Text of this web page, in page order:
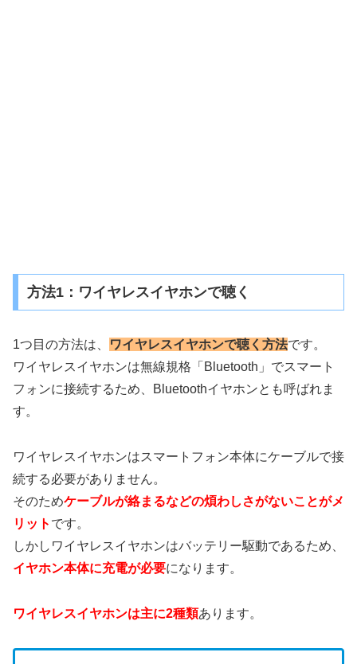
方法1：ワイヤレスイヤホンで聴く
1つ目の方法は、 ワイヤレスイヤホンで聴く方法です。
ワイヤレスイヤホンは無線規格「Bluetooth」でスマート
フォンに接続するため、Bluetoothイヤホンとも呼ばれま
す。
ワイヤレスイヤホンはスマートフォン本体にケーブルで接
続する必要がありません。
そのためケーブルが絡まるなどの煩わしさがないことがメ
リット です。
しかしワイヤレスイヤホンはバッテリー駆動であるため、
イヤホン本体に充電が必要になります。
ワイヤレスイヤホンは主に2種類あります。